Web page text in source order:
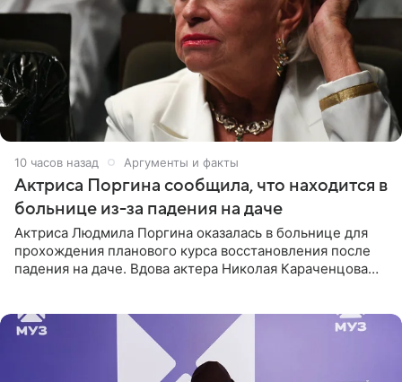
10 часов назад Аргументы и факты
Актриса Поргина сообщила, что находится в
больнице из-за падения на даче
Актриса Людмила Поргина оказалась в больнице для
прохождения планового курса восстановления после
падения на даче. Вдова актера Николая Караченцова